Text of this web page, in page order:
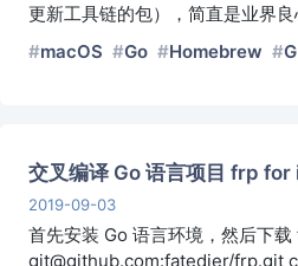
更新工具链的包），简直是业界良
macOS
Go Homebrew
交叉编译 Go 语言项目 frp for
2019-09-03
首先安装 Go 语言环境，然后下
git@github.com:fatedier/frp.git